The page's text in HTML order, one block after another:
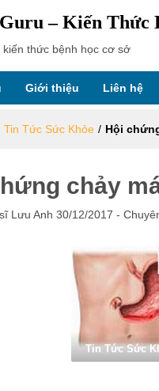
– Kiến Thức
kiến thức bệnh học cơ sở
Giới thiệu Liên hệ
Tin Tức Sức Khỏe / Hội
chảy
Lưu Anh 30/12/2017 -
Tin Tức Sức